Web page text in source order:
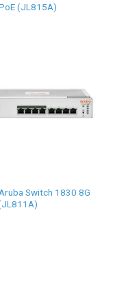
(JL815A)
Switch 1830 8G